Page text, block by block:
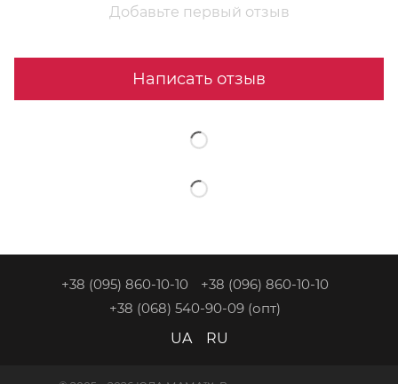
Добавьте первый отзыв
Написать отзыв
+38 (095) 860-10-10
+38 (096) 860-10-10
+38 (068) 540-90-09 (опт)
UA RU